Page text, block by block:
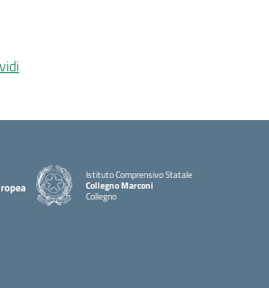
Istituto Comprensivo Statale
Collegno Marconi
Collegno